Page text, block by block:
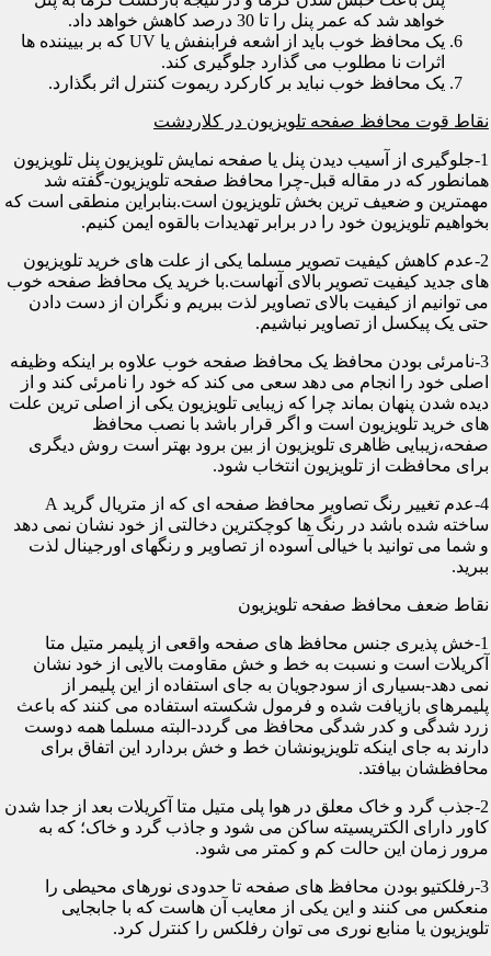
خواهد شد که عمر پنل را تا 30 درصد کاهش خواهد داد.
یک محافظ خوب باید از اشعه فرابنفش یا UV که بر بییننده ها
اثرات نا مطلوب می گذارد جلوگیری کند.
یک محافظ خوب نباید بر کارکرد ریموت کنترل اثر بگذارد.
نقاط قوت محافظ صفحه تلویزیون در کلاردشت
1-جلوگیری از آسیب دیدن پنل یا صفحه نمایش تلویزیون پنل تلویزیون
همانطور که در مقاله قبل-چرا محافظ صفحه تلویزیون-گفته شد
مهمترین و ضعیف ترین بخش تلویزیون است.بنابراین منطقی است که
بخواهیم تلویزیون خود را در برابر تهدیدات بالقوه ایمن کنیم.
2-عدم کاهش کیفیت تصویر مسلما یکی از علت های خرید تلویزیون
های جدید کیفیت تصویر بالای آنهاست.با خرید یک محافظ صفحه خوب
می توانیم از کیفیت بالای تصاویر لذت ببریم و نگران از دست دادن
حتی یک پیکسل از تصاویر نباشیم.
3-نامرئی بودن محافظ یک محافظ صفحه خوب علاوه بر اینکه وظیفه
اصلی خود را انجام می دهد سعی می کند که خود را نامرئی کند و از
دیده شدن پنهان بماند چرا که زیبایی تلویزیون یکی از اصلی ترین علت
های خرید تلویزیون است و اگر قرار باشد با نصب محافظ
صفحه،زیبایی ظاهری تلویزیون از بین برود بهتر است روش دیگری
برای محافظت از تلویزیون انتخاب شود.
4-عدم تغییر رنگ تصاویر محافظ صفحه ای که از متریال گرید A
ساخته شده باشد در رنگ ها کوچکترین دخالتی از خود نشان نمی دهد
و شما می توانید با خیالی آسوده از تصاویر و رنگهای اورجینال لذت
ببرید.
نقاط ضعف محافظ صفحه تلویزیون
1-خش پذیری جنس محافظ های صفحه واقعی از پلیمر متیل متا
آکریلات است و نسبت به خط و خش مقاومت بالایی از خود نشان
نمی دهد-بسیاری از سودجویان به جای استفاده از این پلیمر از
پلیمرهای بازیافت شده و فرمول شکسته استفاده می کنند که باعث
زرد شدگی و کدر شدگی محافظ می گردد-البته مسلما همه دوست
دارند به جای اینکه تلویزیونشان خط و خش بردارد این اتفاق برای
محافظشان بیافتد.
2-جذب گرد و خاک معلق در هوا پلی متیل متا آکریلات بعد از جدا شدن
کاور دارای الکتریسیته ساکن می شود و جاذب گرد و خاک؛ که به
مرور زمان این حالت کم و کمتر می شود.
3-رفلکتیو بودن محافظ های صفحه تا حدودی نورهای محیطی را
منعکس می کنند و این یکی از معایب آن هاست که با جابجایی
تلویزیون یا منابع نوری می توان رفلکس را کنترل کرد.